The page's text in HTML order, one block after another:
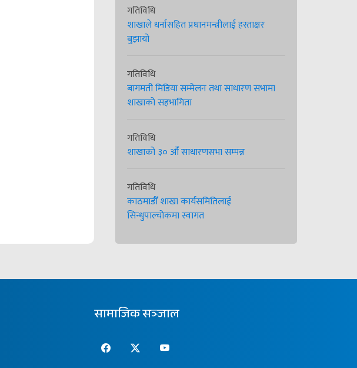
गतिविधि
शाखाले धर्नासहित प्रधानमन्त्रीलाई हस्ताक्षर
बुझायो
गतिविधि
बागमती मिडिया सम्मेलन तथा साधारण सभामा
शाखाको सहभागिता
गतिविधि
शाखाको ३० औँ साधारणसभा सम्पन्न
गतिविधि
काठमाडौँ शाखा कार्यसमितिलाई
सिन्धुपाल्चोकमा स्वागत
सामाजिक सञ्जाल